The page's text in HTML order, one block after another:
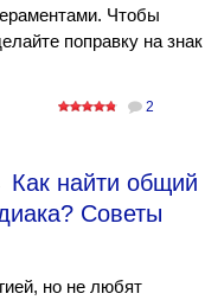
Чтобы
поправку на знак
2
Как найти общий
Советы
но не любят